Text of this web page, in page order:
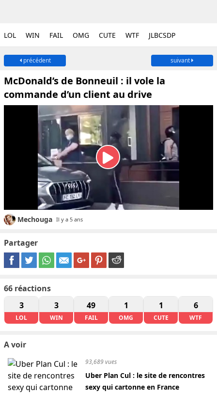
LOL WIN FAIL OMG CUTE WTF JLBCSDP
précédent suivant
McDonald’s de Bonneuil : il vole la
commande d’un client au drive
Mechouga Il y a 5 ans
Partager
66 réactions
3
LOL
3
WIN
49
FAIL
1
OMG
1
CUTE
6
WTF
A voir
93,689 vues
Uber Plan Cul : le site de rencontres
sexy qui cartonne en France